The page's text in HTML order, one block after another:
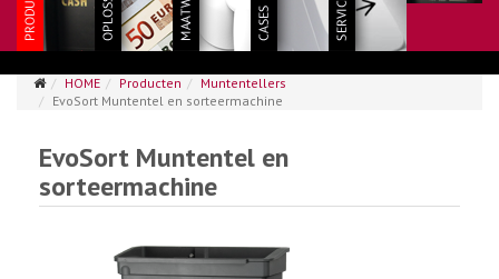
HOME Producten
Muntentellers
EvoSort Muntentel en sorteermachine
EvoSort Muntentel en
sorteermachine